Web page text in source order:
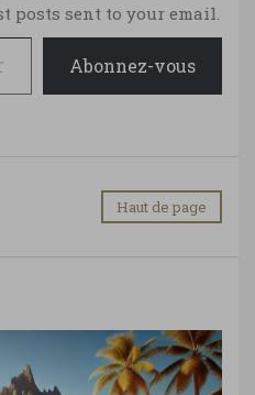
posts sent to your email.
Abonnez-vous
Haut de page